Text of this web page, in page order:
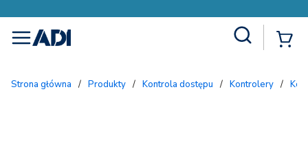
menu
Strona główna / Produkty / Kontrola dostępu / Kontrolery /